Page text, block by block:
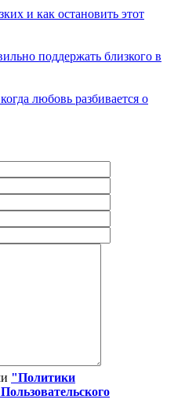
и как остановить этот
поддержать близкого в
любовь разбивается о
"Политики